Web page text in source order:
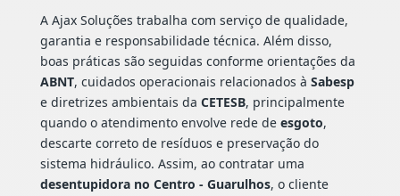
A Ajax Soluções trabalha com serviço de qualidade,
garantia e responsabilidade técnica. Além disso,
boas práticas são seguidas conforme orientações da
ABNT, cuidados operacionais relacionados à Sabesp
e diretrizes ambientais da CETESB, principalmente
quando o atendimento envolve rede de esgoto,
descarte correto de resíduos e preservação do
sistema hidráulico. Assim, ao contratar uma
desentupidora no Centro - Guarulhos, o cliente